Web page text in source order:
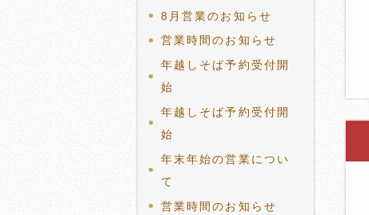
8月営業のお知らせ
営業時間のお知らせ
年越しそば予約受付開
始
年越しそば予約受付開
始
年末年始の営業につい
て
営業時間のお知らせ